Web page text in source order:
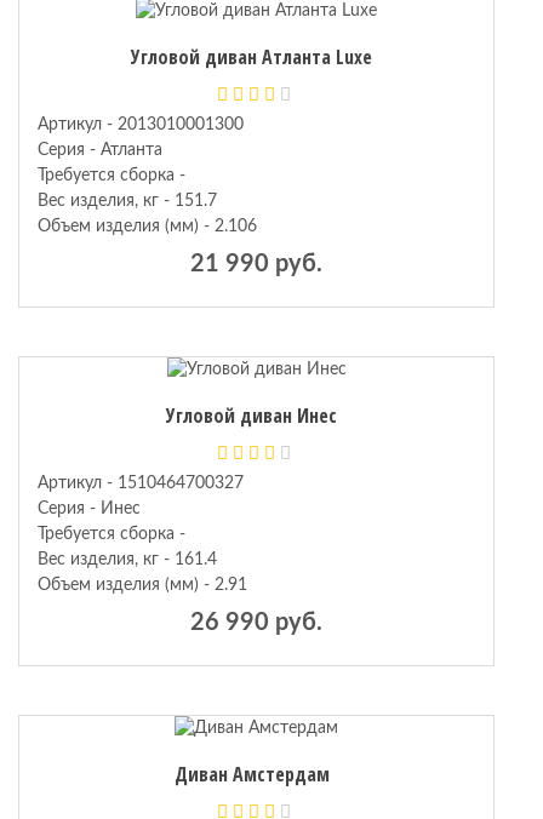
Угловой диван Атланта Luxe
Артикул - 2013010001300
Серия - Атланта
Требуется сборка -
Вес изделия, кг - 151.7
Объем изделия (мм) - 2.106
21 990 руб.
Угловой диван Инес
Артикул - 1510464700327
Серия - Инес
Требуется сборка -
Вес изделия, кг - 161.4
Объем изделия (мм) - 2.91
26 990 руб.
Диван Амстердам